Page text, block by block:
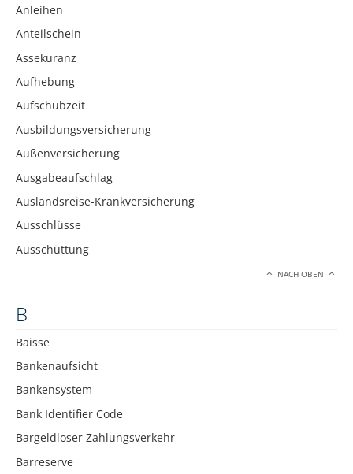
Anleihen
Anteilschein
Assekuranz
Aufhebung
Aufschubzeit
Ausbildungsversicherung
Außenversicherung
Ausgabeaufschlag
Auslandsreise-Krankversicherung
Ausschlüsse
Ausschüttung
NACH OBEN
B
Baisse
Bankenaufsicht
Bankensystem
Bank Identifier Code
Bargeldloser Zahlungsverkehr
Barreserve